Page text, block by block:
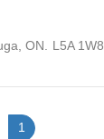
ON. L5A 1W8
1